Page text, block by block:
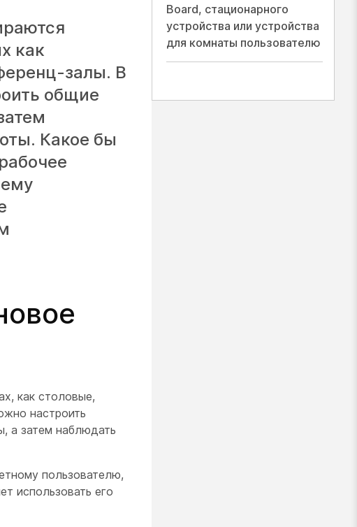
как
залы. В
общие
Какое бы
как столовые,
настроить
а затем наблюдать
пользователю,
использовать его
Board, стационарного
устройства или устройства
для комнаты пользователю